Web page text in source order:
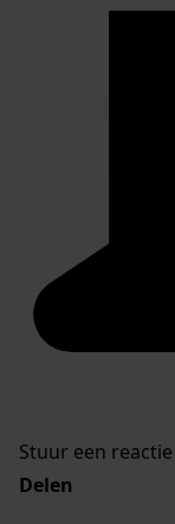
Stuur een
Delen